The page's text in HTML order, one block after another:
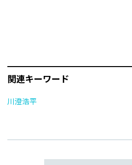
関連キーワード
川澄浩平